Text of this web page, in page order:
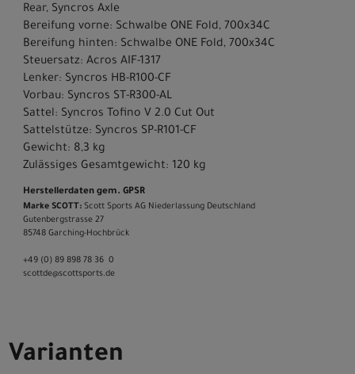
Rear, Syncros Axle
Bereifung vorne: Schwalbe ONE Fold, 700x34C
Bereifung hinten: Schwalbe ONE Fold, 700x34C
Steuersatz: Acros AIF-1317
Lenker: Syncros HB-R100-CF
Vorbau: Syncros ST-R300-AL
Sattel: Syncros Tofino V 2.0 Cut Out
Sattelstütze: Syncros SP-R101-CF
Gewicht: 8,3 kg
Zulässiges Gesamtgewicht: 120 kg
Herstellerdaten gem. GPSR
Marke SCOTT: Scott Sports AG Niederlassung Deutschland
Gutenbergstrasse 27
85748 Garching-­Hochbrück
+49 (0) 89 898 78 36 ­ 0
scott­de@scott­sports.de
Varianten